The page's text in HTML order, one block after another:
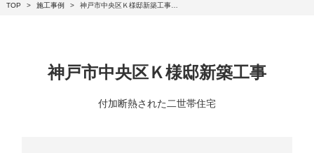
TOP 施工事例 神戸市中央区Ｋ様邸新築工事…
神戸市中央区Ｋ様邸新築工事
付加断熱された二世帯住宅